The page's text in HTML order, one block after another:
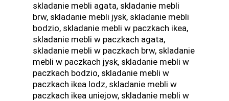
skladanie mebli agata, skladanie mebli
brw, skladanie mebli jysk, skladanie mebli
bodzio, skladanie mebli w paczkach ikea,
skladanie mebli w paczkach agata,
skladanie mebli w paczkach brw, skladanie
mebli w paczkach jysk, skladanie mebli w
paczkach bodzio, skladanie mebli w
paczkach ikea lodz, skladanie mebli w
paczkach ikea uniejow, skladanie mebli w